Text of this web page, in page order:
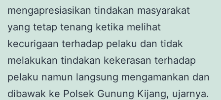
mengapresiasikan tindakan masyarakat
yang tetap tenang ketika melihat
kecurigaan terhadap pelaku dan tidak
melakukan tindakan kekerasan terhadap
pelaku namun langsung mengamankan dan
dibawak ke Polsek Gunung Kijang, ujarnya.